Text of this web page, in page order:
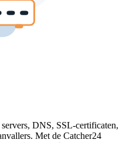
DNS, SSL-certificaten,
Met de Catcher24